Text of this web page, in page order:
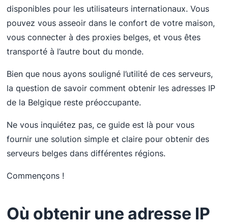
disponibles pour les utilisateurs internationaux. Vous
pouvez vous asseoir dans le confort de votre maison,
vous connecter à des proxies belges, et vous êtes
transporté à l’autre bout du monde.
Bien que nous ayons souligné l’utilité de ces serveurs,
la question de savoir comment obtenir les adresses IP
de la Belgique reste préoccupante.
Ne vous inquiétez pas, ce guide est là pour vous
fournir une solution simple et claire pour obtenir des
serveurs belges dans différentes régions.
Commençons !
Où obtenir une adresse IP